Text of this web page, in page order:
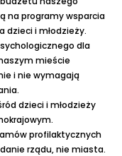
na programy wsparcia
dzieci i młodzieży.
dla
mieście
i nie wymagają
dzieci i młodzieży
profilaktycznych
rządu, nie miasta.